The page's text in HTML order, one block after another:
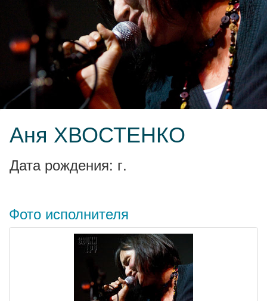
Аня ХВОСТЕНКО
Дата рождения: г.
Фото исполнителя